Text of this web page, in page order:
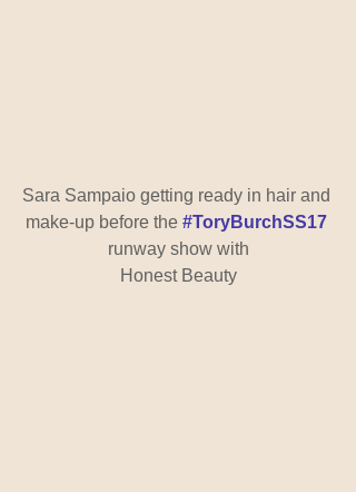
Sara Sampaio getting ready in hair and
make-up before the #ToryBurchSS17
runway show with
Honest Beauty